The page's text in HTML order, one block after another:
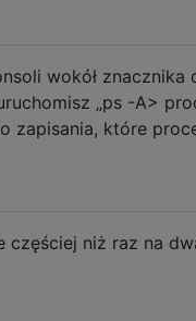
wokół znacznika
„ps -A>
zapisania, które
niż raz na